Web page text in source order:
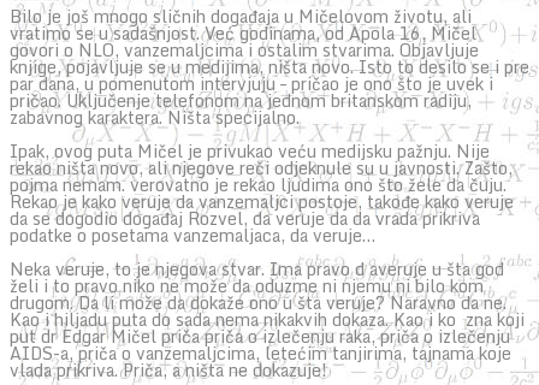
Bilo je još mnogo sličnih događaja u Mičelovom životu, ali
vratimo se u sadašnjost. Već godinama, od Apola 16, Mičel
govori o NLO, vanzemaljcima i ostalim stvarima. Objavljuje
knjige, pojavljuje se u medijima, ništa novo. Isto to desilo se i pre
par dana, u pomenutom intervjuju – pričao je ono što je uvek i
pričao. Uključenje telefonom na jednom britanskom radiju,
zabavnog karaktera. Ništa specijalno.
Ipak, ovog puta Mičel je privukao veću medijsku pažnju. Nije
rekao ništa novo, ali njegove reči odjeknule su u javnosti. Zašto,
pojma nemam. verovatno je rekao ljudima ono što žele da čuju.
Rekao je kako veruje da vanzemaljci postoje, takođe kako veruje
da se dogodio događaj Rozvel, da veruje da da vrada prikriva
podatke o posetama vanzemaljaca, da veruje…
Neka veruje, to je njegova stvar. Ima pravo d averuje u šta god
želi i to pravo niko ne može da oduzme ni njemu ni bilo kom
drugom. Da li može da dokaže ono u šta veruje? Naravno da ne.
Kao i hiljadu puta do sada nema nikakvih dokaza. Kao i ko zna koji
put dr Edgar Mičel priča priča o izlečenju raka, priča o izlečenju
AIDS-a, priča o vanzemaljcima, letećim tanjirima, tajnama koje
vlada prikriva. Priča, a ništa ne dokazuje!